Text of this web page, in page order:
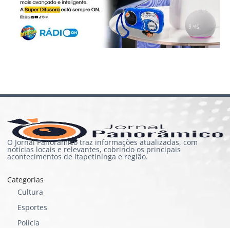
O Jornal Panorâmico traz informações atualizadas, com
notícias locais e relevantes, cobrindo os principais
acontecimentos de Itapetininga e região.
Categorias
Cultura
Esportes
Polícia